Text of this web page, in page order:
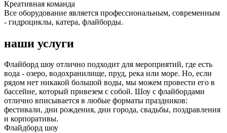
Креативная команда
Все оборудование является профессиональным, современным
- гидроциклы, катера, флайборды.
наши услуги
Флайборд шоу отлично подходит для мероприятий, где есть
вода - озеро, водохранилище, пруд, река или море. Но, если
рядом нет никакой большой воды, мы можем провести его в
бассейне, который привезем с собой. Шоу с флайбордами
отлично вписывается в любые форматы праздников:
фестивали, дни рождения, дни города, свадьбы, поздравления
и корпоративы.
Флайдборд шоу